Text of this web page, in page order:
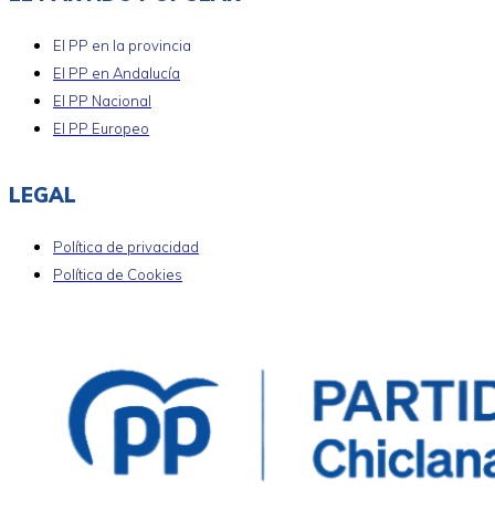
El PP en la provincia
El PP en Andalucía
El PP Nacional
El PP Europeo
LEGAL
Política de privacidad
Política de Cookies